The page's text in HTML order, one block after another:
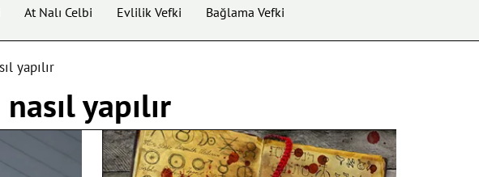
At Nalı Celbi Evlilik Vefki Bağlama Vefki
yapılır
yapılır